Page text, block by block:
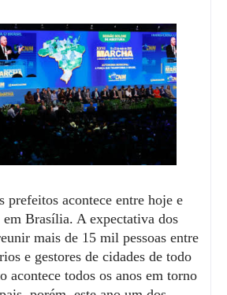
prefeitos acontece entre hoje e
Brasília. A expectativa dos
mais de 15 mil pessoas entre
e gestores de cidades de todo
acontece todos os anos em torno